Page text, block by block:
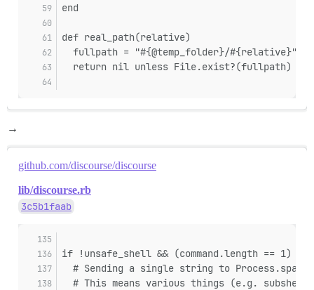
end
def real_path(relative)
  fullpath = "#{@temp_folder}/#{relative}"
  return nil unless File.exist?(fullpath)
→
github.com/discourse/discourse
lib/discourse.rb
3c5b1faab
if !unsafe_shell && (command.length == 1)
# Sending a single string to Process.spawn
# This means various things (e.g.